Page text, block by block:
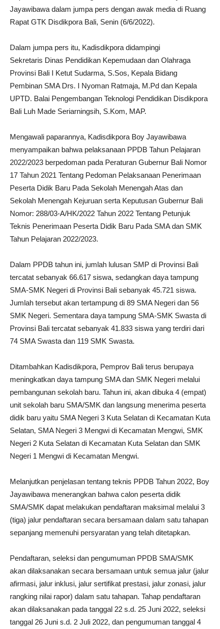
Jayawibawa dalam jumpa pers dengan awak media di Ruang
Rapat GTK Disdikpora Bali, Senin (6/6/2022).
Dalam jumpa pers itu, Kadisdikpora didampingi
Sekretaris Dinas Pendidikan Kepemudaan dan Olahraga
Provinsi Bali I Ketut Sudarma, S.Sos, Kepala Bidang
Pembinan SMA Drs. I Nyoman Ratmaja, M.Pd dan Kepala
UPTD. Balai Pengembangan Teknologi Pendidikan Disdikpora
Bali Luh Made Seriarningsih, S.Kom, MAP.
Mengawali paparannya, Kadisdikpora Boy Jayawibawa
menyampaikan bahwa pelaksanaan PPDB Tahun Pelajaran
2022/2023 berpedoman pada Peraturan Gubernur Bali Nomor
17 Tahun 2021 Tentang Pedoman Pelaksanaan Penerimaan
Peserta Didik Baru Pada Sekolah Menengah Atas dan
Sekolah Menengah Kejuruan serta Keputusan Gubernur Bali
Nomor: 288/03-A/HK/2022 Tahun 2022 Tentang Petunjuk
Teknis Penerimaan Peserta Didik Baru Pada SMA dan SMK
Tahun Pelajaran 2022/2023.
Dalam PPDB tahun ini, jumlah lulusan SMP di Provinsi Bali
tercatat sebanyak 66.617 siswa, sedangkan daya tampung
SMA-SMK Negeri di Provinsi Bali sebanyak 45.721 siswa.
Jumlah tersebut akan tertampung di 89 SMA Negeri dan 56
SMK Negeri. Sementara daya tampung SMA-SMK Swasta di
Provinsi Bali tercatat sebanyak 41.833 siswa yang terdiri dari
74 SMA Swasta dan 119 SMK Swasta.
Ditambahkan Kadisdikpora, Pemprov Bali terus berupaya
meningkatkan daya tampung SMA dan SMK Negeri melalui
pembangunan sekolah baru. Tahun ini, akan dibuka 4 (empat)
unit sekolah baru SMA/SMK dan langsung menerima peserta
didik baru yaitu SMA Negeri 3 Kuta Selatan di Kecamatan Kuta
Selatan, SMA Negeri 3 Mengwi di Kecamatan Mengwi, SMK
Negeri 2 Kuta Selatan di Kecamatan Kuta Selatan dan SMK
Negeri 1 Mengwi di Kecamatan Mengwi.
Melanjutkan penjelasan tentang teknis PPDB Tahun 2022, Boy
Jayawibawa menerangkan bahwa calon peserta didik
SMA/SMK dapat melakukan pendaftaran maksimal melalui 3
(tiga) jalur pendaftaran secara bersamaan dalam satu tahapan
sepanjang memenuhi persyaratan yang telah ditetapkan.
Pendaftaran, seleksi dan pengumuman PPDB SMA/SMK
akan dilaksanakan secara bersamaan untuk semua jalur (jalur
afirmasi, jalur inklusi, jalur sertifikat prestasi, jalur zonasi, jalur
rangking nilai rapor) dalam satu tahapan. Tahap pendaftaran
akan dilaksanakan pada tanggal 22 s.d. 25 Juni 2022, seleksi
tanggal 26 Juni s.d. 2 Juli 2022, dan pengumuman tanggal 4